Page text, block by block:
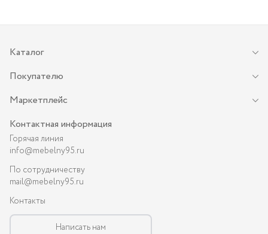
Каталог
Покупателю
Маркетплейс
Контактная информация
Горячая линия
info@mebelny95.ru
По сотрудничеству
mail@mebelny95.ru
Контакты
Написать нам